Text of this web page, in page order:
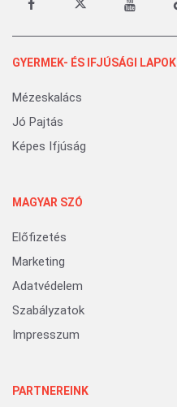
GYERMEK- ÉS IFJÚSÁGI LAPOK
Mézeskalács
Jó Pajtás
Képes Ifjúság
MAGYAR SZÓ
Előfizetés
Marketing
Adatvédelem
Szabályzatok
Impresszum
PARTNEREINK